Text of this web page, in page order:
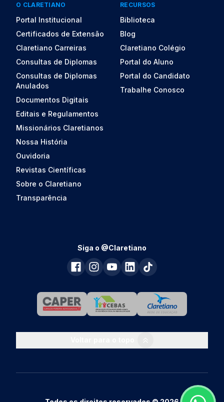
O CLARETIANO
Portal Institucional
Certificados de Extensão
Claretiano Carreiras
Consultas de Diplomas
Consultas de Diplomas
Anulados
Documentos Digitais
Editais e Regulamentos
Missionários Claretianos
Nossa História
Ouvidoria
Revistas Científicas
Sobre o Claretiano
Transparência
RECURSOS
Biblioteca
Blog
Claretiano Colégio
Portal do Aluno
Portal do Candidato
Trabalhe Conosco
Siga o @Claretiano